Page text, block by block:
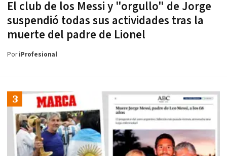
El club de los Messi y "orgullo" de Jorge
suspendió todas sus actividades tras la
muerte del padre de Lionel
PoriProfesional